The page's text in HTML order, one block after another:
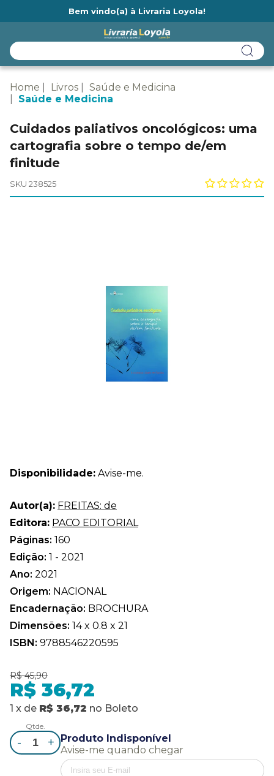
Bem vindo(a) à Livraria Loyola!
Home Livros
Saúde e Medicina
Saúde e Medicina
Cuidados paliativos oncológicos: uma
cartografia sobre o tempo de/em
finitude
SKU 238525
Disponibilidade: Avise-me.
Autor(a): FREITAS: de
Editora: PACO EDITORIAL
Páginas: 160
Edição: 1 - 2021
Ano: 2021
Origem: NACIONAL
Encadernação: BROCHURA
Dimensões: 14 x 0.8 x 21
ISBN: 9788546220595
R$ 45,90
R$ 36,72
1 x de R$ 36,72 no Boleto
Qtde.
- +
Produto Indisponível
Avise-me quando chegar